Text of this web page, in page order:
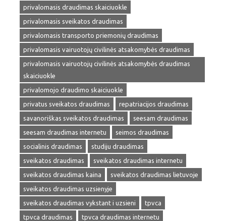
privalomasis draudimas skaiciuokle
privalomasis sveikatos draudimas
privalomasis transporto priemonių draudimas
privalomasis vairuotojų civilinės atsakomybės draudimas
privalomasis vairuotojų civilinės atsakomybės draudimas
skaiciuokle
privalomojo draudimo skaiciuokle
privatus sveikatos draudimas
repatriacijos draudimas
savanoriškas sveikatos draudimas
seesam draudimas
seesam draudimas internetu
seimos draudimas
socialinis draudimas
studiju draudimas
sveikatos draudimas
sveikatos draudimas internetu
sveikatos draudimas kaina
sveikatos draudimas lietuvoje
sveikatos draudimas uzsienyje
sveikatos draudimas vykstant i uzsieni
tpvca
tpvca draudimas
tpvca draudimas internetu